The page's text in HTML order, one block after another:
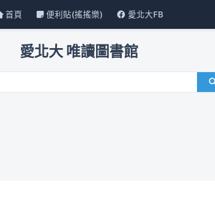
首頁 便利貼(搖搖樂) 愛北大FB
愛北大 唯讀圖書館